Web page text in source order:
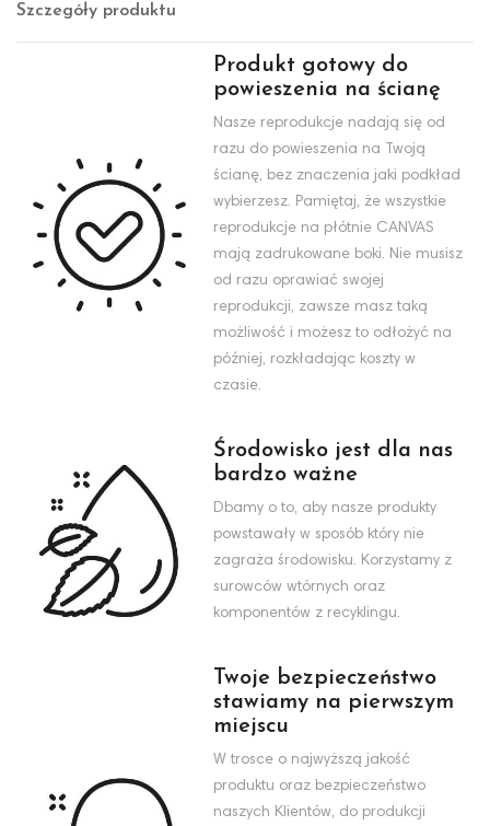
Szczegóły produktu
Produkt gotowy do
powieszenia na ścianę
Nasze reprodukcje nadają się od
razu do powieszenia na Twoją
ścianę, bez znaczenia jaki podkład
wybierzesz. Pamiętaj, że wszystkie
reprodukcje na płótnie CANVAS
mają zadrukowane boki. Nie musisz
od razu oprawiać swojej
reprodukcji, zawsze masz taką
możliwość i możesz to odłożyć na
później, rozkładając koszty w
czasie.
Środowisko jest dla nas
bardzo ważne
Dbamy o to, aby nasze produkty
powstawały w sposób który nie
zagraża środowisku. Korzystamy z
surowców wtórnych oraz
komponentów z recyklingu.
Twoje bezpieczeństwo
stawiamy na pierwszym
miejscu
W trosce o najwyższą jakość
produktu oraz bezpieczeństwo
naszych Klientów, do produkcji